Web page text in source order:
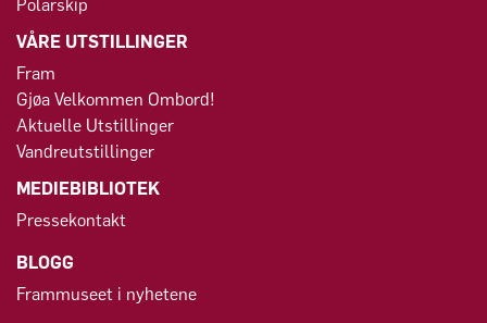
Polarskip
VÅRE UTSTILLINGER
Fram
Gjøa Velkommen Ombord!
Aktuelle Utstillinger
Vandreutstillinger
MEDIEBIBLIOTEK
Pressekontakt
BLOGG
Frammuseet i nyhetene